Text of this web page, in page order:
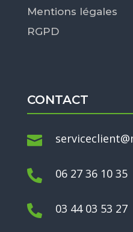
Mentions légales
RGPD
CONTACT

 06 27 36 10 35
 03 44 03 53 27